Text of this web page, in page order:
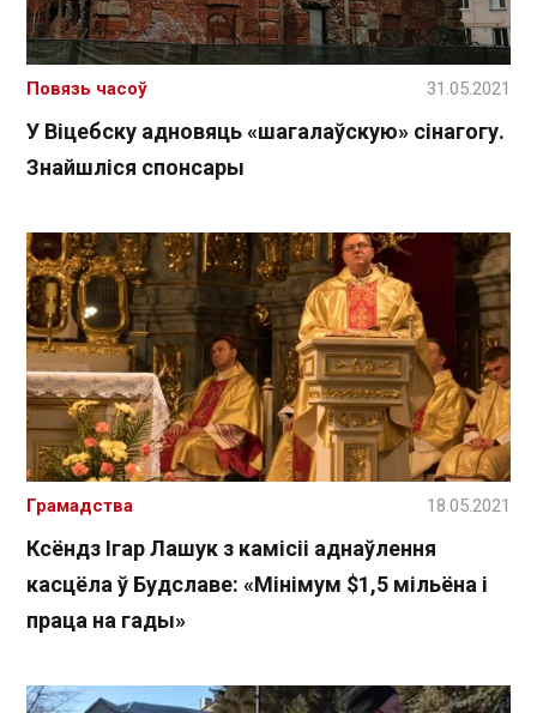
У Віцебску адновяць «шагалаўскую» сінагогу.
Знайшліся спонсары
Повязь часоў 31.05.2021
Ксёндз Ігар Лашук з камісіі аднаўлення
касцёла ў Будславе: «Мінімум $1,5 мільёна і
праца на гады»
Грамадства 18.05.2021